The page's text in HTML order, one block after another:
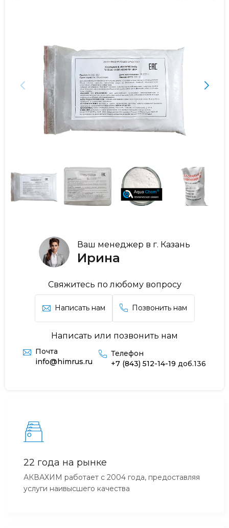
Ваш менеджер в г. Казань
Ирина
Свяжитесь по любому вопросу
Написать нам Позвонить нам
Написать или позвонить нам
Почта
info@himrus.ru
Телефон
+7 (843) 512-14-19 доб.136
22 года на рынке
АКВАХИМ работает с 2004 года, предоставляя
услуги наивысшего качества